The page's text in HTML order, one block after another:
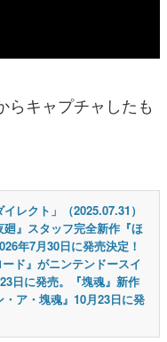
らキャプチャしたも
イレクト」（2025.07.31）
』スタッフ完全新作『ほ
年7月30日に発売決定！
ード』がニンテンドースイ
日に発売。『塊魂』新作
・ア・塊魂』10月23日に発